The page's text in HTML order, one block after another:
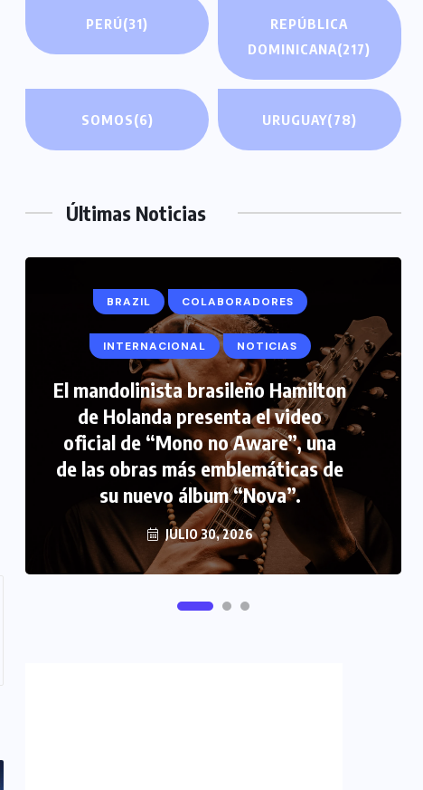
PERÚ(31)
REPÚBLICA
DOMINICANA(217)
SOMOS(6) URUGUAY(78)
Últimas Noticias
BRAZIL COLABORADORES
INTERNACIONAL NOTICIAS
El mandolinista brasileño Hamilton
de Holanda presenta el video
oficial de “Mono no Aware”, una
de las obras más emblemáticas de
su nuevo álbum “Nova”.
JULIO 30, 2026
COLABORADORES INTERNACIONAL
NOTICIAS PERIODISMO TURISTICO
FIPETUR se solidariza con
Venezuela
JUNIO 29, 2026